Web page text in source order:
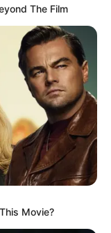
The Film
Movie?